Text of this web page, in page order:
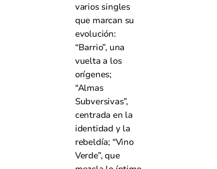
varios singles
que marcan su
evolución:
“Barrio”, una
vuelta a los
orígenes;
“Almas
Subversivas”,
centrada en la
identidad y la
rebeldía; “Vino
Verde”, que